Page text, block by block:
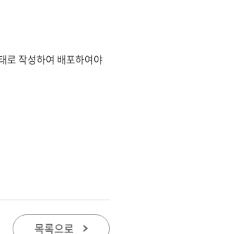
로 작성하여 배포하여야
목록으로